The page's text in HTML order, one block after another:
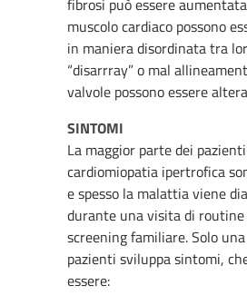
fibrosi può essere
muscolo cardiaco possono
in maniera disordinata tra
“disarrray” o mal
valvole possono essere
SINTOMI
La maggior parte dei
cardiomiopatia ipertrofica
e spesso la malattia viene
durante una visita di
screening familiare. Solo
pazienti sviluppa sintomi,
essere: